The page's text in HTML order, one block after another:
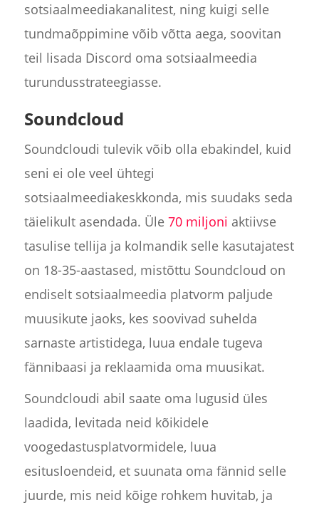
sotsiaalmeediakanalitest, ning kuigi selle
tundmaõppimine võib võtta aega, soovitan
teil lisada Discord oma sotsiaalmeedia
turundusstrateegiasse.
Soundcloud
Soundcloudi tulevik võib olla ebakindel, kuid
seni ei ole veel ühtegi
sotsiaalmeediakeskkonda, mis suudaks seda
täielikult asendada. Üle 70 miljoni aktiivse
tasulise tellija ja kolmandik selle kasutajatest
on 18-35-aastased, mistõttu Soundcloud on
endiselt sotsiaalmeedia platvorm paljude
muusikute jaoks, kes soovivad suhelda
sarnaste artistidega, luua endale tugeva
fännibaasi ja reklaamida oma muusikat.
Soundcloudi abil saate oma lugusid üles
laadida, levitada neid kõikidele
voogedastusplatvormidele, luua
esitusloendeid, et suunata oma fännid selle
juurde, mis neid kõige rohkem huvitab, ja